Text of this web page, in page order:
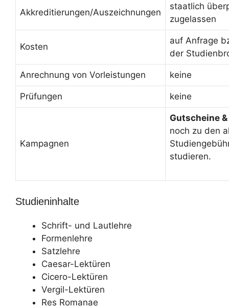
Akkreditierungen/Auszeichnungen
staatlich
zugelassen
Kosten
auf Anfrage
der
Anrechnung von Vorleistungen keine
Prüfungen keine
Kampagnen
Gutscheine
noch zu den
studieren.
Studieninhalte
Schrift- und Lautlehre
Formenlehre
Satzlehre
Caesar-Lektüren
Cicero-Lektüren
Vergil-Lektüren
Res Romanae